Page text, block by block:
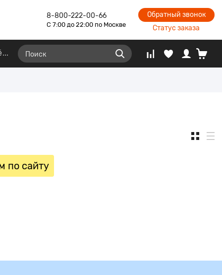
8-800-222-00-66
С 7:00 до 22:00 по Москве
Обратный звонок
Статус заказа
по сайту